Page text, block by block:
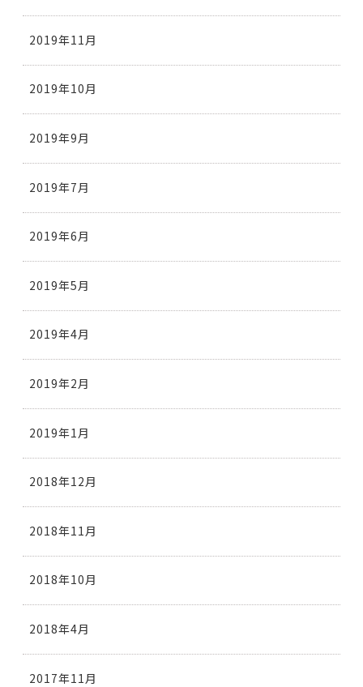
2019年11月
2019年10月
2019年9月
2019年7月
2019年6月
2019年5月
2019年4月
2019年2月
2019年1月
2018年12月
2018年11月
2018年10月
2018年4月
2017年11月